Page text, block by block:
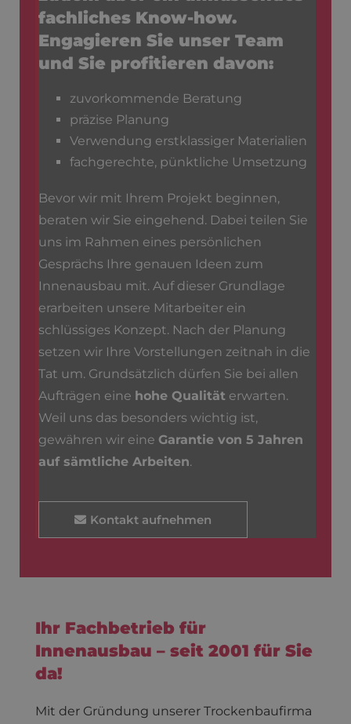
fachliches Know-how.
Engagieren Sie unser Team
und Sie profitieren davon:
zuvorkommende Beratung
präzise Planung
Verwendung erstklassiger Materialien
fachgerechte, pünktliche Umsetzung
Bevor wir mit Ihrem Projekt beginnen,
beraten wir Sie eingehend. Dabei teilen Sie
uns im Rahmen eines persönlichen
Gesprächs Ihre genauen Ideen zum
Innenausbau mit. Auf dieser Grundlage
erarbeiten unsere Mitarbeiter ein
schlüssiges Konzept. Nach der Planung
setzen wir Ihre Vorstellungen zeitnah in die
Tat um. Grundsätzlich dürfen Sie bei allen
Aufträgen eine hohe Qualität erwarten.
Weil uns das besonders wichtig ist,
gewähren wir eine Garantie von 5 Jahren
auf sämtliche Arbeiten.
Kontakt aufnehmen
Ihr Fachbetrieb für
Innenausbau – seit 2001 für Sie
da!
Mit der Gründung unserer Trockenbaufirma